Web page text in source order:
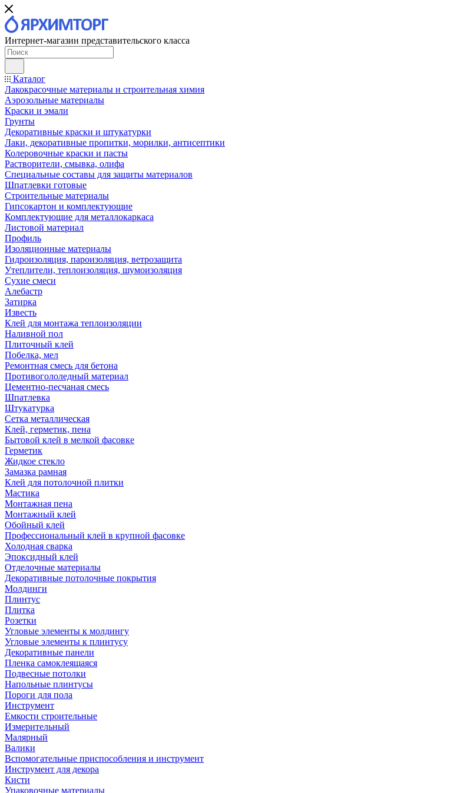
Интернет-магазин представительского класса
Каталог
Лакокрасочные материалы и строительная химия
Аэрозольные материалы
Краски и эмали
Грунты
Декоративные краски и штукатурки
Лаки, декоративные пропитки, морилки, антисептики
Колеровочные краски и пасты
Растворители, смывка, олифа
Специальные составы для защиты материалов
Шпатлевки готовые
Строительные материалы
Гипсокартон и комплектующие
Комплектующие для металлокаркаса
Листовой материал
Профиль
Изоляционные материалы
Гидроизоляция, пароизоляция, ветрозащита
Утеплители, теплоизоляция, шумоизоляция
Сухие смеси
Алебастр
Затирка
Известь
Клей для монтажа теплоизоляции
Наливной пол
Плиточный клей
Побелка, мел
Ремонтная смесь для бетона
Противогололедный материал
Цементно-песчаная смесь
Шпатлевка
Штукатурка
Сетка металлическая
Клей, герметик, пена
Бытовой клей в мелкой фасовке
Герметик
Жидкое стекло
Замазка рамная
Клей для потолочной плитки
Мастика
Монтажная пена
Монтажный клей
Обойный клей
Профессиональный клей в крупной фасовке
Холодная сварка
Эпоксидный клей
Отделочные материалы
Декоративные потолочные покрытия
Молдинги
Плинтус
Плитка
Розетки
Угловые элементы к молдингу
Угловые элементы к плинтусу
Декоративные панели
Пленка самоклеящаяся
Подвесные потолки
Напольные плинтусы
Пороги для пола
Инструмент
Емкости строительные
Измерительный
Малярный
Валики
Вспомогательные приспособления и инструмент
Инструмент для декора
Кисти
Упаковочные материалы